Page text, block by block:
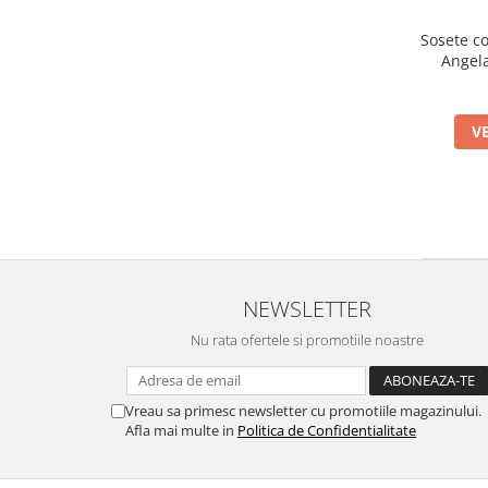
Sosete
NEWSLETTER
Nu rata ofertele si promotiile noastre
Vreau sa primesc newsletter cu promotiile magazinului.
Afla mai multe in Politica de Confidentialitate